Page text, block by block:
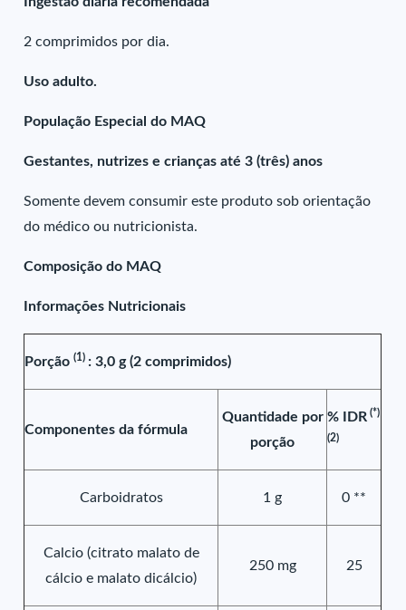
2 comprimidos por dia.
Uso adulto.
População Especial do MAQ
Gestantes, nutrizes e crianças até 3 (três) anos
Somente devem consumir este produto sob orientação
do médico ou nutricionista.
Composição do MAQ
Informações Nutricionais
Porção(1) : 3,0 g (2 comprimidos)
Componentes da fórmula
Quantidade por
porção
% IDR (*)
(2)
Carboidratos 1 g 0 **
Calcio (citrato malato de
cálcio e malato dicálcio)
250 mg 25